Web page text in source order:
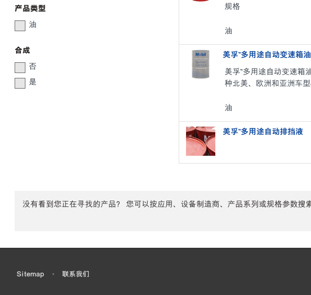
产品类型
油
合成
否
是
规格
油
美孚™多用途自动变速箱
美孚™多用途自动变速箱
种北美、欧洲和亚洲车
油
美孚™️多用途自动排挡液
没有看到您正在寻找的产品？ 您可以按应用、设备制造商、产品系列或规格参数搜
Sitemap • 联系我们